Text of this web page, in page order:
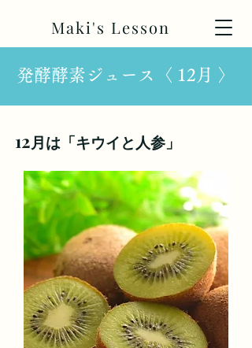
Maki's Lesson
発酵酵素ジュース〈 12月 〉
12月は「キウイと人参」